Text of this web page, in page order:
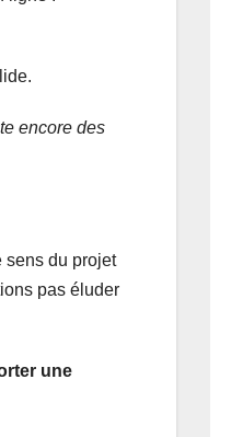
encore des
sens du projet
pas éluder
une